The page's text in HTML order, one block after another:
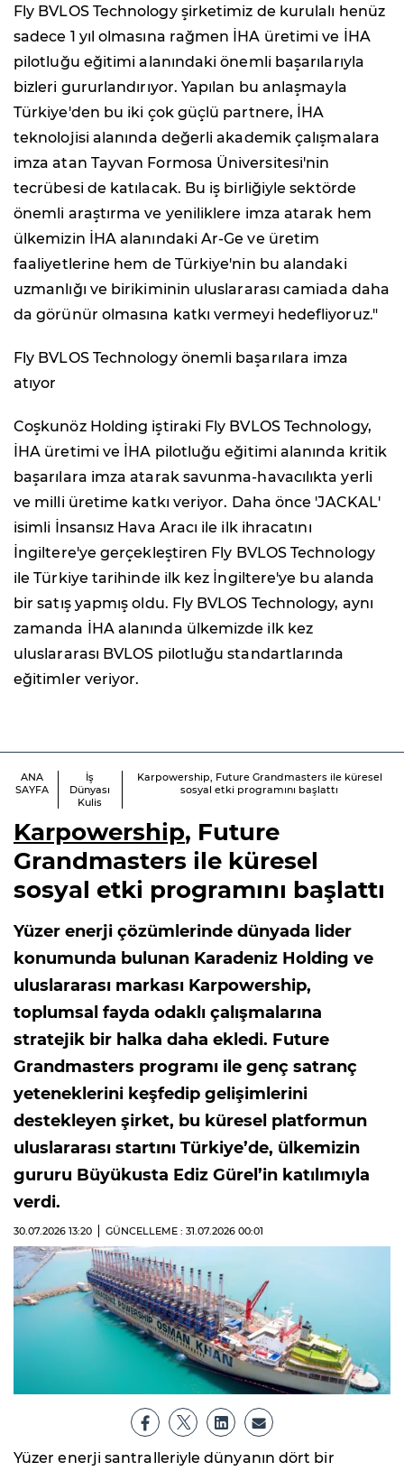
Fly BVLOS Technology şirketimiz de kurulalı henüz
sadece 1 yıl olmasına rağmen İHA üretimi ve İHA
pilotluğu eğitimi alanındaki önemli başarılarıyla
bizleri gururlandırıyor. Yapılan bu anlaşmayla
Türkiye'den bu iki çok güçlü partnere, İHA
teknolojisi alanında değerli akademik çalışmalara
imza atan Tayvan Formosa Üniversitesi'nin
tecrübesi de katılacak. Bu iş birliğiyle sektörde
önemli araştırma ve yeniliklere imza atarak hem
ülkemizin İHA alanındaki Ar-Ge ve üretim
faaliyetlerine hem de Türkiye'nin bu alandaki
uzmanlığı ve birikiminin uluslararası camiada daha
da görünür olmasına katkı vermeyi hedefliyoruz."
Fly BVLOS Technology önemli başarılara imza
atıyor
Coşkunöz Holding iştiraki Fly BVLOS Technology,
İHA üretimi ve İHA pilotluğu eğitimi alanında kritik
başarılara imza atarak savunma-havacılıkta yerli
ve milli üretime katkı veriyor. Daha önce 'JACKAL'
isimli İnsansız Hava Aracı ile ilk ihracatını
İngiltere'ye gerçekleştiren Fly BVLOS Technology
ile Türkiye tarihinde ilk kez İngiltere'ye bu alanda
bir satış yapmış oldu. Fly BVLOS Technology, aynı
zamanda İHA alanında ülkemizde ilk kez
uluslararası BVLOS pilotluğu standartlarında
eğitimler veriyor.
ANA
SAYFA
İş
Dünyası
Kulis
Karpowership, Future Grandmasters ile küresel
sosyal etki programını başlattı
Karpowership, Future
Grandmasters ile küresel
sosyal etki programını başlattı
Yüzer enerji çözümlerinde dünyada lider
konumunda bulunan Karadeniz Holding ve
uluslararası markası Karpowership,
toplumsal fayda odaklı çalışmalarına
stratejik bir halka daha ekledi. Future
Grandmasters programı ile genç satranç
yeteneklerini keşfedip gelişimlerini
destekleyen şirket, bu küresel platformun
uluslararası startını Türkiye’de, ülkemizin
gururu Büyükusta Ediz Gürel’in katılımıyla
verdi.
30.07.2026 13:20 GÜNCELLEME : 31.07.2026 00:01
Yüzer enerji santralleriyle dünyanın dört bir